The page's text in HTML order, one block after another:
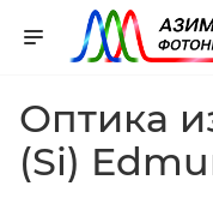
Оптика
(Si)